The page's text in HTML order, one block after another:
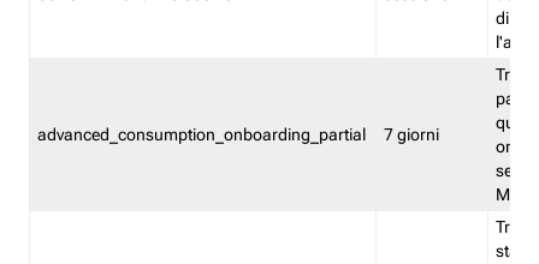
advanced_consumption_onboarding_partial 7 giorni
stata